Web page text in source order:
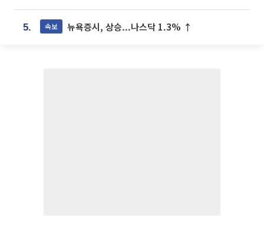
5. 속보 뉴욕증시, 상승...나스닥 1.3% ↑